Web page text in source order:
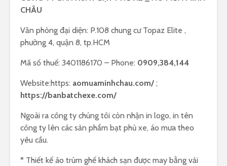
CHÂU
Văn phòng đại diện: P.108 chung cư Topaz Elite ,
phường 4, quận 8, tp.HCM
Mã số thuế: 3401186170 – Phone: 0909,384,144
Website:https: aomuaminhchau.com/ ;
https://banbatchexe.com/
Ngoài ra công ty chúng tôi còn nhận in logo, in tên
công ty lên các sản phẩm bạt phủ xe, áo mưa theo
yêu cầu.
* Thiết kế áo trùm ghế khách sạn được may bằng vải